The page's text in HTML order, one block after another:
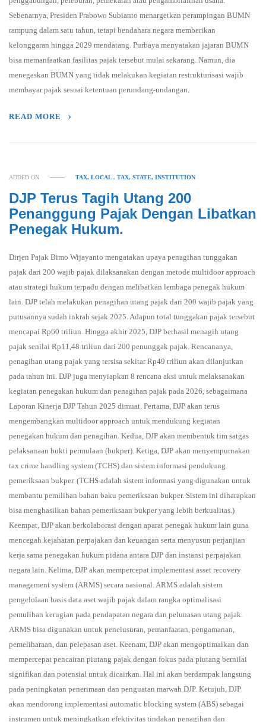
Sebenarnya, Presiden Prabowo Subianto menargetkan perampingan BUMN
rampung dalam satu tahun, tetapi bendahara negara memberikan
kelonggaran hingga 2029 mendatang. Purbaya menyatakan jajaran BUMN
bisa memanfaatkan fasilitas pajak tersebut mulai sekarang. Namun, dia
menegaskan BUMN yang tidak melakukan kegiatan restrukturisasi wajib
membayar pajak sesuai ketentuan perundang-undangan.
READ MORE
ADDED ON TAX, LOCAL,TAX, STATE, INSTITUTION
DJP Terus Tagih Utang 200
Penanggung Pajak Dengan Libatkan
Penegak Hukum.
Dirjen Pajak Bimo Wijayanto mengatakan upaya penagihan tunggakan
pajak dari 200 wajib pajak dilaksanakan dengan metode multidoor approach
atau strategi hukum terpadu dengan melibatkan lembaga penegak hukum
lain. DJP telah melakukan penagihan utang pajak dari 200 wajib pajak yang
putusannya sudah inkrah sejak 2025. Adapun total tunggakan pajak tersebut
mencapai Rp60 triliun. Hingga akhir 2025, DJP berhasil menagih utang
pajak senilai Rp11,48 triliun dari 200 penunggak pajak. Rencananya,
penagihan utang pajak yang tersisa sekitar Rp49 triliun akan dilanjutkan
pada tahun ini. DJP juga menyiapkan 8 rencana aksi untuk melaksanakan
kegiatan penegakan hukum dan penagihan pajak pada 2026, sebagaimana
Laporan Kinerja DJP Tahun 2025 dimuat. Pertama, DJP akan terus
mengembangkan multidoor approach untuk mendukung kegiatan
penegakan hukum dan penagihan. Kedua, DJP akan membentuk tim satgas
pelaksanaan bukti permulaan (bukper). Ketiga, DJP akan menyempurnakan
tax crime handling system (TCHS) dan sistem informasi pendukung
pemeriksaan bukper. (TCHS adalah sistem informasi yang digunakan untuk
membantu pemilihan bahan baku pemeriksaan bukper. Sistem ini diharapkan
bisa menghasilkan bahan pemeriksaan bukper yang lebih berkualitas.)
Keempat, DJP akan berkolaborasi dengan aparat penegak hukum lain guna
mencegah kejahatan perpajakan dan keuangan serta menyusun perjanjian
kerja sama penegakan hukum pidana antara DJP dan instansi perpajakan
negara lain. Kelima, DJP akan mempercepat implementasi asset recovery
management system (ARMS) secara nasional. ARMS adalah sistem
pengelolaan basis data aset wajib pajak dalam rangka optimalisasi
pemulihan kerugian pada pendapatan negara dan pelunasan utang pajak.
ARMS bisa digunakan untuk penelusuran, pemanfaatan, pengamanan,
pemeliharaan, dan pelepasan aset. Keenam, DJP akan mengoptimalkan dan
mempercepat pencairan piutang pajak dengan fokus pada piutang bernilai
signifikan dan potensial untuk dicairkan. Hal ini akan berdampak langsung
pada peningkatan penerimaan dan penguatan marwah DJP. Ketujuh, DJP
akan mendorong implementasi automatic blocking system (ABS) sebagai
instrumen untuk meningkatkan efektivitas tindakan penagihan dan